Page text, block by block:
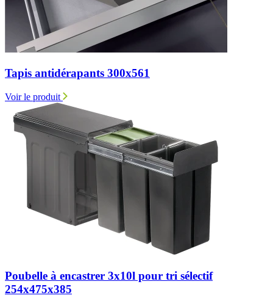
Tapis antidérapants 300x561
Voir le produit
Poubelle à encastrer 3x10l pour tri sélectif
254x475x385